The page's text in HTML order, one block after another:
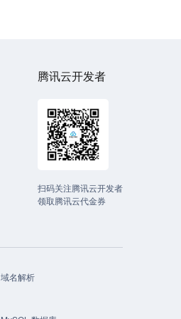
腾讯云开发者
扫码关注腾讯云开发者
领取腾讯云代金券
域名解析